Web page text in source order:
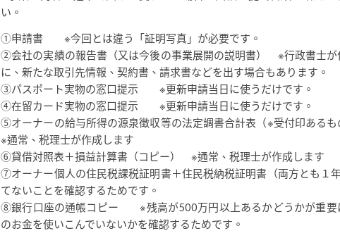
い。
①申請書 ※今回とは違う「証明写真」が必要です。
②会社の実績の報告書（又は今後の事業展開の説明書） ※行政書士が
に、新たな取引先情報、契約書、請求書などを出す場合もあります。
③パスポート実物の窓口提示 ※更新申請当日に使うだけです。
④在留カード実物の窓口提示 ※更新申請当日に使うだけです。
⑤オーナーの給与所得の源泉徴収等の法定調書合計表（※受付印ある
※通常、税理士が作成します
⑥貸借対照表＋損益計算書（コピー） ※通常、税理士が作成します
⑦オーナー個人の住民税課税証明書＋住民税納税証明書（両方とも１
てないことを確認するためです。
⑧銀行口座の通帳コピー ※残高が500万円以上あるかどうかが重要
のお金を使いこんでいないかを確認するためです。